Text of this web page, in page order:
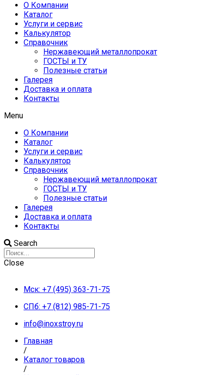
О Компании
Каталог
Услуги и сервис
Калькулятор
Справочник
Нержавеющий металлопрокат
ГОСТЫ и ТУ
Полезные статьи
Галерея
Доставка и оплата
Контакты
Menu
О Компании
Каталог
Услуги и сервис
Калькулятор
Справочник
Нержавеющий металлопрокат
ГОСТЫ и ТУ
Полезные статьи
Галерея
Доставка и оплата
Контакты
Search
Close
Мск: +7 (495) 363-71-75
СПб: +7 (812) 985-71-75
info@inoxstroy.ru
Главная
/
Каталог товаров
/